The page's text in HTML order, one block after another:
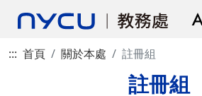
::: 首頁 關於本處 註冊組
註冊組